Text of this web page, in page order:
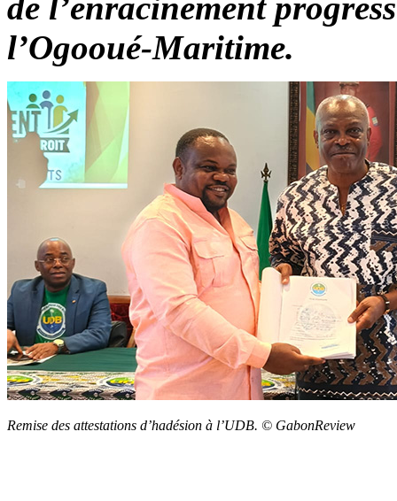
l’Ogooué-Maritime.
Remise des attestations d’hadésion à l’UDB. © GabonReview